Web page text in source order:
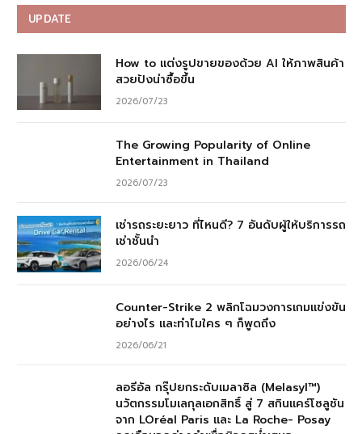
UPDATE
How to แต่งรูปขายของด้วย AI ให้ภาพสินค้า
สวยปังน่าซื้อขึ้น
2026/07/23
The Growing Popularity of Online
Entertainment in Thailand
2026/07/23
เช่ารถระยะยาว ที่ไหนดี? 7 อันดับผู้ให้บริการรถ
เช่าชั้นนำ
2026/06/24
Counter-Strike 2 พลิกโฉมวงการเกมแข่งขัน
อย่างไร และทำไมใคร ๆ ก็พูดถึง
2026/06/21
ลอรีอัล กรุ๊ปยกระดับเมลาซิล (Melasyl™)
นวัตกรรมโมเลกุลเอกสิทธิ์ สู่ 7 สกินแคร์โซลูชัน
จาก LOréal Paris และ La Roche- Posay